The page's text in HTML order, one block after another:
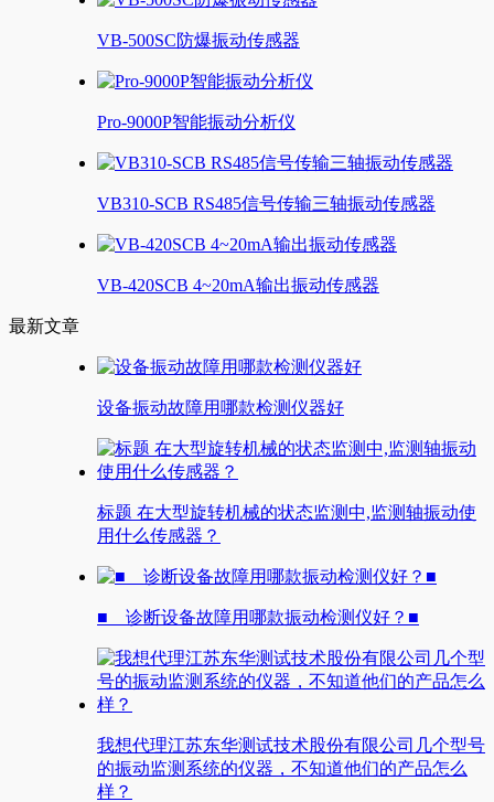
VB-500SC防爆振动传感器
Pro-9000P智能振动分析仪
VB310-SCB RS485信号传输三轴振动传感器
VB-420SCB 4~20mA输出振动传感器
最新文章
设备振动故障用哪款检测仪器好
标题 在大型旋转机械的状态监测中,监测轴振动使
用什么传感器？
■ 诊断设备故障用哪款振动检测仪好？■
我想代理江苏东华测试技术股份有限公司几个型号
的振动监测系统的仪器，不知道他们的产品怎么
样？